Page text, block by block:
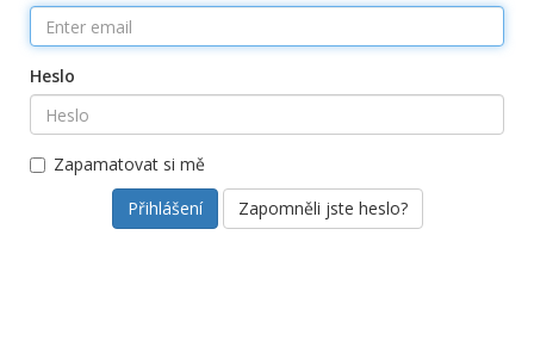
Heslo
Zapamatovat si mě
Zapomněli jste heslo?